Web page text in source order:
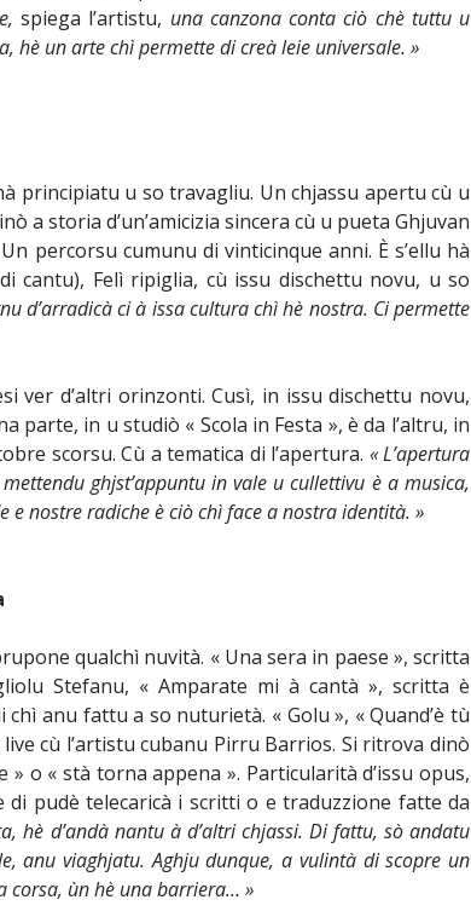
spiega l’artistu, una canzona conta ciò chè tuttu u
hè un arte chì permette di creà leie universale. »
principiatu u so travagliu. Un chjassu apertu cù u
a storia d’un’amicizia sincera cù u pueta Ghjuvan
percorsu cumunu di vinticinque anni. È s’ellu hà
cantu), Felì ripiglia, cù issu dischettu novu, u so
d’arradicà ci à issa cultura chì hè nostra. Ci permette
ver d’altri orinzonti. Cusì, in issu dischettu novu,
in u studiò « Scola in Festa », è da l’altru, in
scorsu. Cù a tematica di l’apertura. « L’apertura
ghjst’appuntu in vale u cullettivu è a musica,
e nostre radiche è ciò chì face a nostra identità. »
qualchì nuvità. « Una sera in paese », scritta
Stefanu, « Amparate mi à cantà », scritta è
anu fattu a so nuturietà. « Golu », « Quand’è tù
cù l’artistu cubanu Pirru Barrios. Si ritrova dinò
» o « stà torna appena ». Particularità d’issu opus,
pudè telecaricà i scritti o e traduzzione fatte da
hè d’andà nantu à d’altri chjassi. Di fattu, sò andatu
anu viaghjatu. Aghju dunque, a vulintà di scopre un
corsa, ùn hè una barriera... »